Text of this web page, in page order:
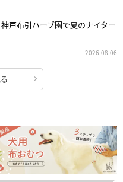
戸布引ハーブ園で夏のナイター
2026.08.06